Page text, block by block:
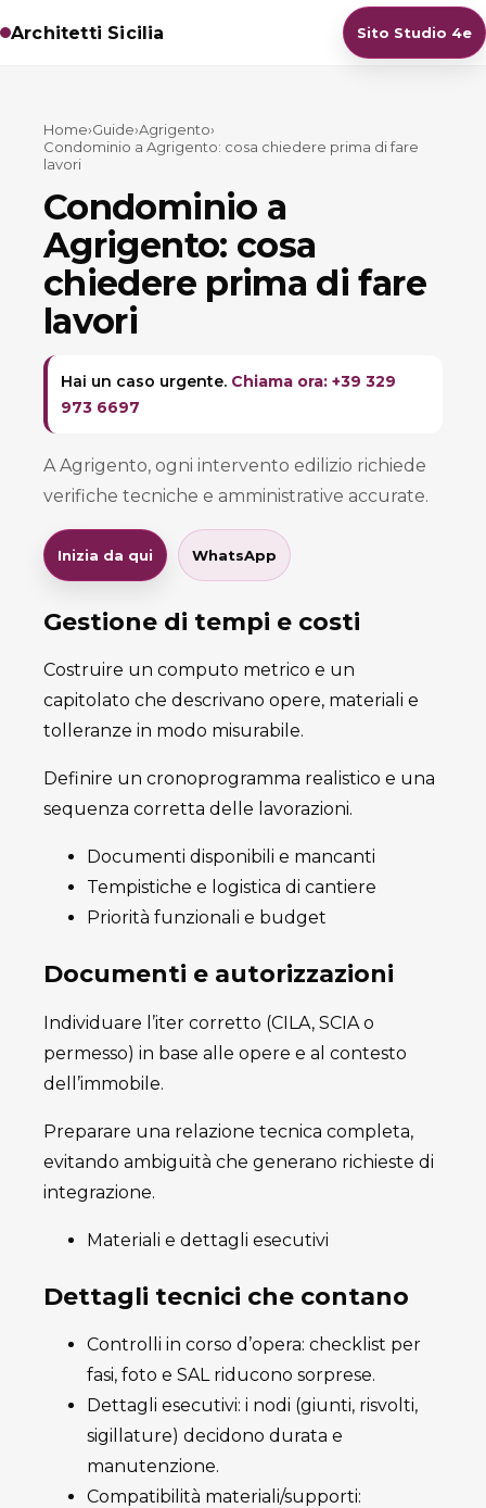
Architetti Sicilia Sito Studio 4e
Home›Guide›Agrigento›
Condominio a Agrigento: cosa chiedere prima di fare
lavori
Condominio a
Agrigento: cosa
chiedere prima di fare
lavori
Hai un caso urgente. Chiama ora: +39 329
973 6697
A Agrigento, ogni intervento edilizio richiede
verifiche tecniche e amministrative accurate.
Inizia da qui WhatsApp
Gestione di tempi e costi
Costruire un computo metrico e un
capitolato che descrivano opere, materiali e
tolleranze in modo misurabile.
Definire un cronoprogramma realistico e una
sequenza corretta delle lavorazioni.
Documenti disponibili e mancanti
Tempistiche e logistica di cantiere
Priorità funzionali e budget
Documenti e autorizzazioni
Individuare l’iter corretto (CILA, SCIA o
permesso) in base alle opere e al contesto
dell’immobile.
Preparare una relazione tecnica completa,
evitando ambiguità che generano richieste di
integrazione.
Materiali e dettagli esecutivi
Dettagli tecnici che contano
Controlli in corso d’opera: checklist per
fasi, foto e SAL riducono sorprese.
Dettagli esecutivi: i nodi (giunti, risvolti,
sigillature) decidono durata e
manutenzione.
Compatibilità materiali/supporti: